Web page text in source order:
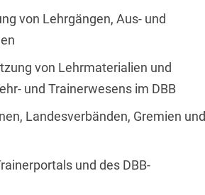
von Lehrgängen, Aus- und
von Lehrmaterialien und
und Trainerwesens im DBB
Landesverbänden, Gremien und
und des DBB-